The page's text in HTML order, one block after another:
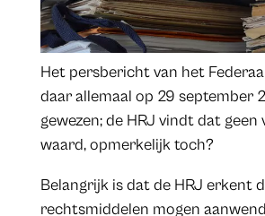
Het persbericht van het
daar allemaal op 29 september
gewezen; de HRJ vindt dat geen
waard, opmerkelijk toch?
Belangrijk is dat de HRJ erkent
rechtsmiddelen mogen